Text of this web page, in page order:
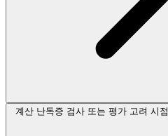
계산 난독증 검사 또는 평가 고려 시점